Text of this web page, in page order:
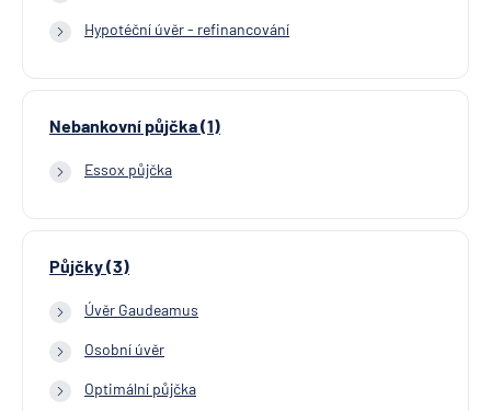
Hypotéční úvěr - refinancování
Nebankovní půjčka (1)
Essox půjčka
Půjčky (3)
Úvěr Gaudeamus
Osobní úvěr
Optimální půjčka